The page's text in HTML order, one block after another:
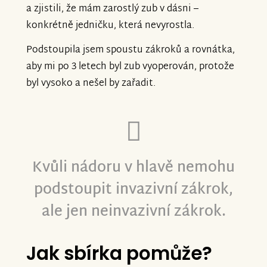
a zjistili, že mám zarostlý zub v dásni –
konkrétně jedničku, která nevyrostla.
Podstoupila jsem spoustu zákroků a rovnátka,
aby mi po 3 letech byl zub vyoperován, protože
byl vysoko a nešel by zařadit.
Kvůli nádoru v hlavě nemohu
podstoupit invazivní zákrok,
ale jen neinvazivní zákrok.
Jak sbírka pomůže?